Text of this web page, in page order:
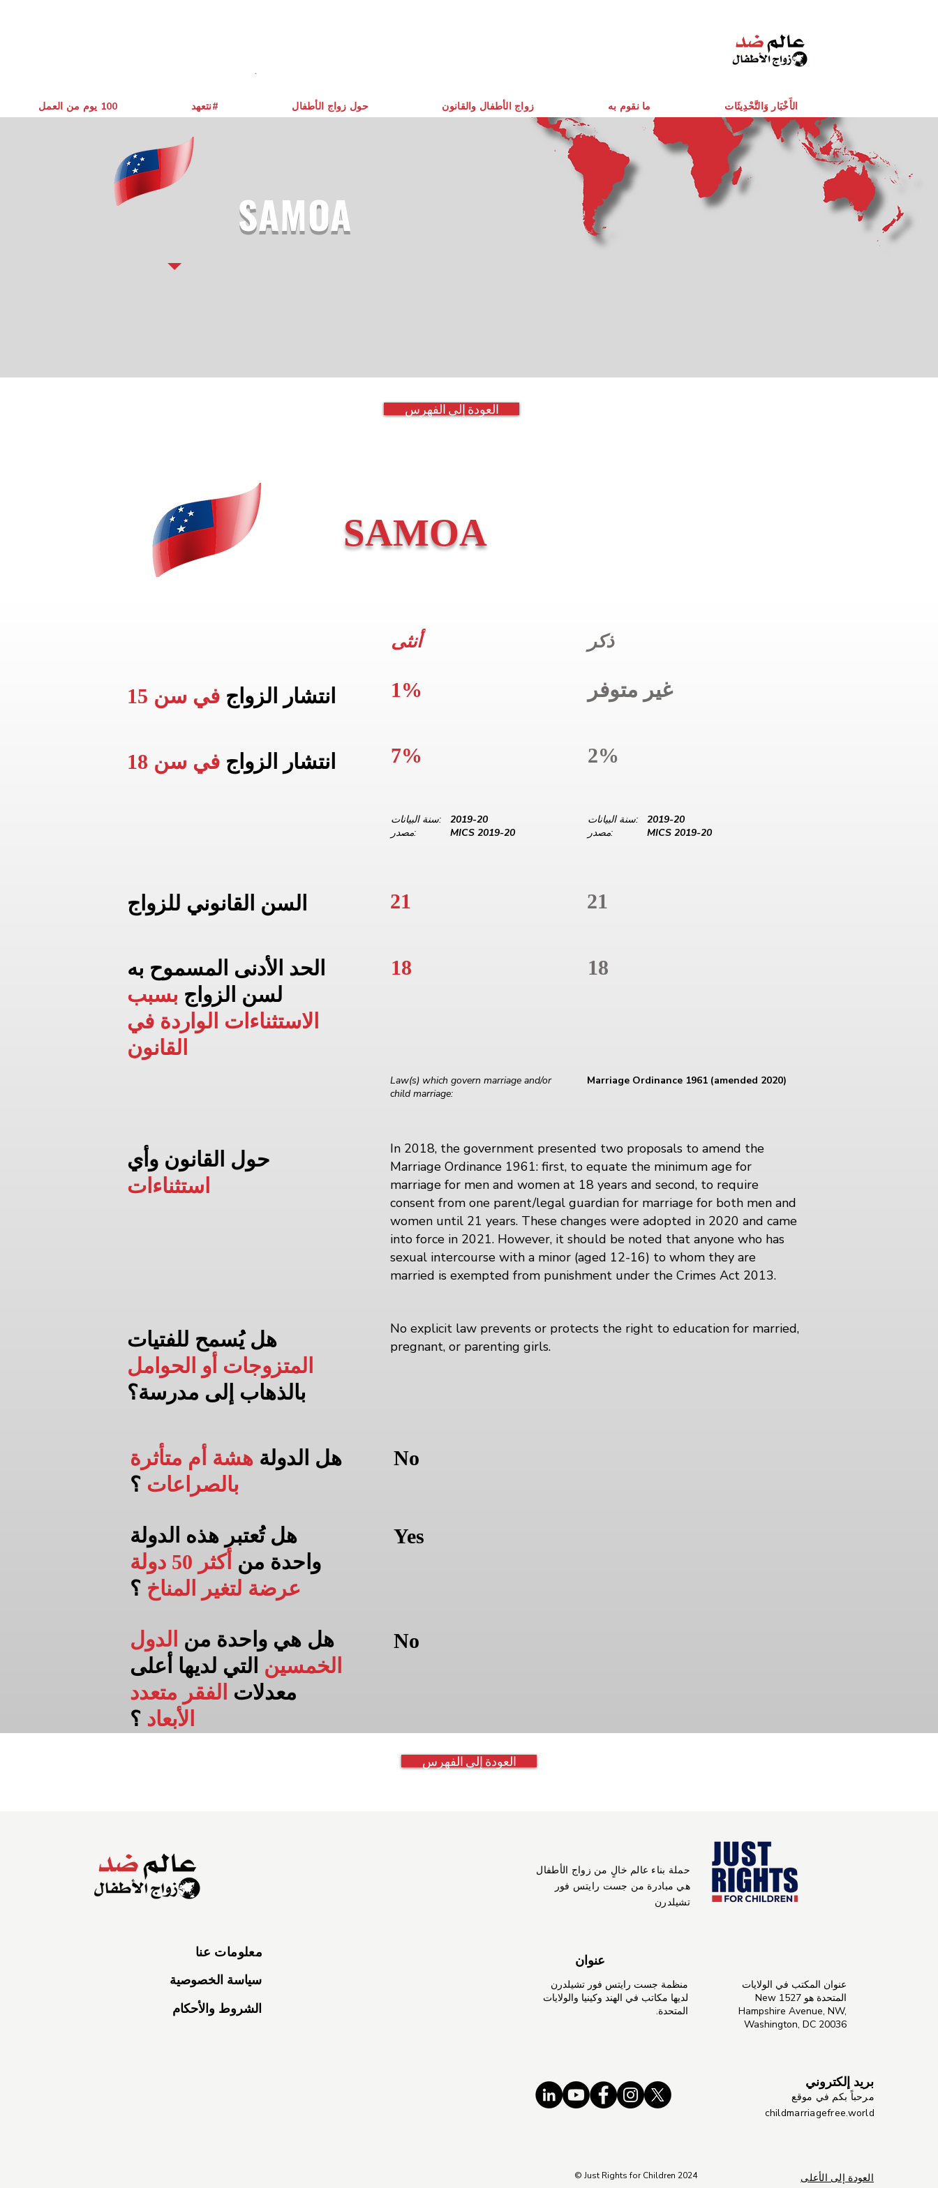
SAMOA
العودة إلى الفهرس
SAMOA
انتشار الزواج في سن 15
أنثى
1%
ذكر
غير متوفر
انتشار الزواج في سن 18 7% 2%
سنة البيانات:
2019-20
مصدر:
MICS 2019-20
سنة البيانات:
2019-20
مصدر:
MICS 2019-20
السن القانوني للزواج 21 21
الحد الأدنى المسموح به
لسن الزواج بسبب
الاستثناءات الواردة في
القانون
18 18
Law(s) which govern marriage and/or
child marriage:
Marriage Ordinance 1961 (amended 2020)
حول القانون وأي
استثناءات
In 2018, the government presented two proposals to amend the
Marriage Ordinance 1961: first, to equate the minimum age for
marriage for men and women at 18 years and second, to require
consent from one parent/legal guardian for marriage for both men and
women until 21 years. These changes were adopted in 2020 and came
into force in 2021. However, it should be noted that anyone who has
sexual intercourse with a minor (aged 12-16) to whom they are
married is exempted from punishment under the Crimes Act 2013.
هل يُسمح للفتيات
المتزوجات أو الحوامل
بالذهاب إلى مدرسة؟
No explicit law prevents or protects the right to education for married,
pregnant, or parenting girls.
هل الدولة هشة أم متأثرة
بالصراعات ؟
No
هل تُعتبر هذه الدولة
واحدة من
أكثر 50 دولة
عرضة لتغير المناخ ؟
Yes
هل هي واحدة من الدول
الخمسين التي لديها أعلى
معدلات الفقر متعدد
الأبعاد ؟
No
العودة إلى الفهرس
يوم من العمل ‎100 نتعهد# حول زواج الأطفال زواج الأطفال والقانون ما نقوم به الأَخْبَار وَالتَّحْدِيثَات
معلومات عنا
سياسة الخصوصية
الشروط والأحكام
حملة بناء عالم خالٍ من زواج الأطفال
هي مبادرة من جست رايتس فور
تشيلدرن
عنوان
منظمة جست رايتس فور تشيلدرن
لديها مكاتب في الهند وكينيا والولايات
المتحدة.
عنوان المكتب في الولايات
المتحدة هو 1527 New
Hampshire Avenue, NW,
Washington, DC 20036
بريد إلكتروني
مرحباً بكم في موقع
childmarriagefree.world
© Just Rights for Children 2024 العودة إلى الأعلى